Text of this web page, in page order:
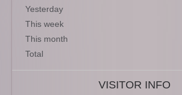
Yesterday
This week
This month
Total
VISITOR INFO